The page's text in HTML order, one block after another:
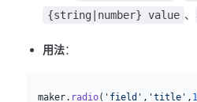
{string|number} value 、
用法：
  maker.
radio( 'field' , 'title' , 1